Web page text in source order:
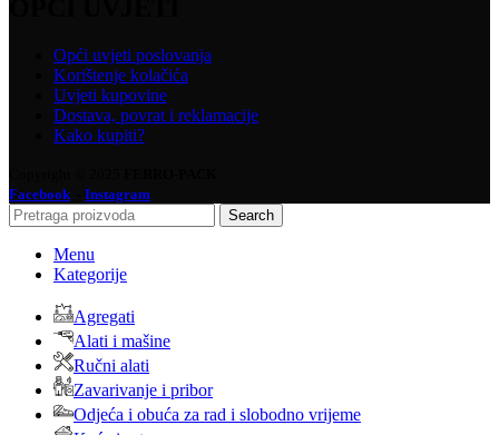
Opći uvjeti poslovanja
Korištenje kolačića
Uvjeti kupovine
Dostava, povrat i reklamacije
Kako kupiti?
Facebook
Instagram
Search
Menu
Kategorije
Agregati
Alati i mašine
Ručni alati
Zavarivanje i pribor
Odjeća i obuća za rad i slobodno vrijeme